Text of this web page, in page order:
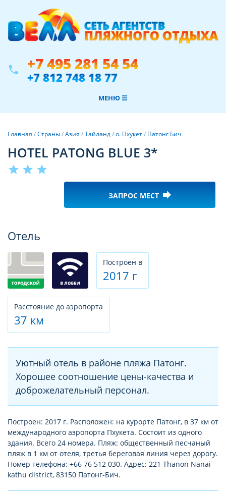
phone +7 495 281 54 54
+7 812 748 18 77
МЕНЮ ☰
Главная /Страны/Азия /Тайланд/о. Пхукет/ Патонг Бич
HOTEL PATONG BLUE 3*
star star star
ЗАПРОС МЕСТ forward
Отель
Построен в
2017 г
Расстояние до аэропорта
37 км
Уютный отель в районе пляжа Патонг.
Хорошее соотношение цены-качества и
доброжелательный персонал.
Построен: 2017 г. Расположен: на курорте Патонг, в 37 км от
международного аэропорта Пхукета. Состоит из одного
здания. Всего 24 номера. Пляж: общественный песчаный
пляж в 1 км от отеля, третья береговая линия через дорогу.
Номер телефона: +66 76 512 030. Адрес: 221 Thanon Nanai
kathu district, 83150 Патонг-Бич.